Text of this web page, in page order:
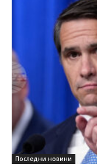
Последни новини